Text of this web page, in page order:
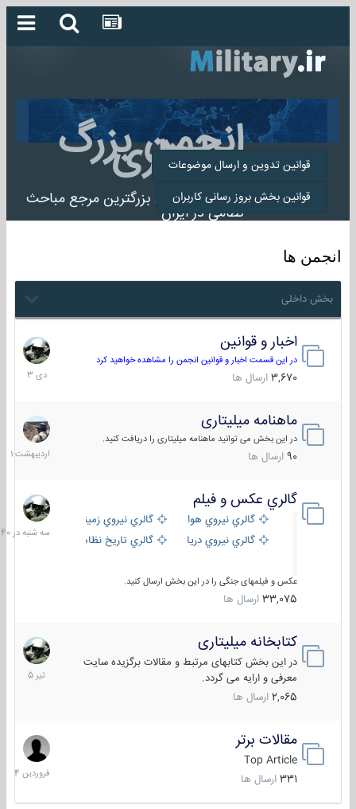
انجمن بزرگ
میلیتاری
انجمن میلیتاری بزرگترین مرجع مباحث
نظامی در ایران
قوانین تدوین و ارسال موضوعات
قوانین بخش بروز رسانی کاربران
انجمن ها
بخش داخلی
اخبار و قوانین
در این قسمت اخبار و قوانین انجمن را مشاهده خواهید کرد
3,670 ارسال ها
22
دی
1403
ماهنامه میلیتاری
در این بخش می توانید ماهنامه میلیتاری را دریافت کنید.
90 ارسال ها
30
1401
گالري عكس و فيلم
گالري نيروي هوايي
گالري نيروي زميني
گالري نيروي دريايي
گالري تاریخ نظامی
عکس و فیلمهای جنگی را در این بخش ارسال کنید.
33,075 ارسال ها
سه
شنبه
در
کتابخانه میلیتاری
در این بخش کتابهای مرتبط و مقالات برگزیده سایت
معرفی و ارایه می گردد.
2,065 ارسال ها
16
تیر
1405
مقالات برتر
Top Article
331 ارسال ها
29
فروردین
1404